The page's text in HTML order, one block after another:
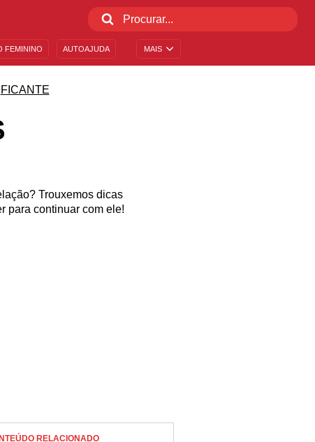
MAIS
FEMININO AUTOAJUDA
FICANTE
Trouxemos dicas
para continuar com ele!
RELACIONADO